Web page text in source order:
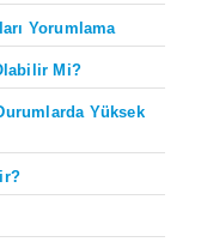
Yorumlama
Mi?
Yüksek